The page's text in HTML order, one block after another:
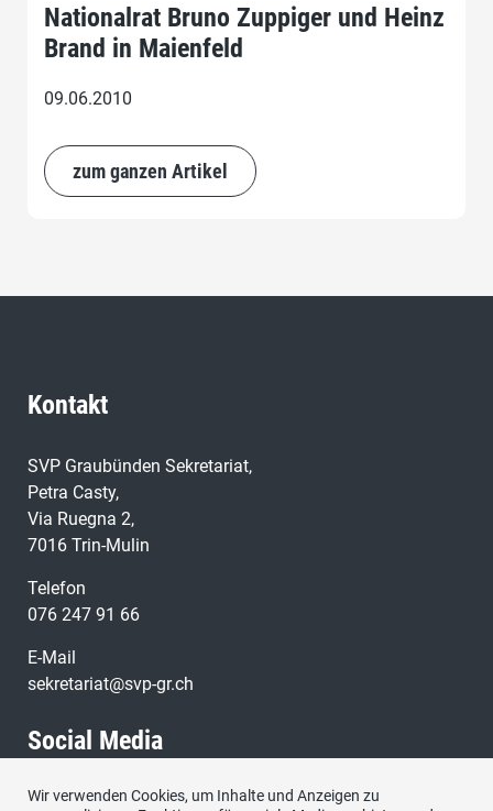
Nationalrat Bruno Zuppiger und Heinz
Brand in Maienfeld
09.06.2010
zum ganzen Artikel
Kontakt
SVP Graubünden Sekretariat,
Petra Casty,
Via Ruegna 2,
7016 Trin-Mulin
Telefon
076 247 91 66
E-Mail
sekretariat@svp-gr.ch
Social Media
Besuchen Sie uns bei:
Wir verwenden Cookies, um Inhalte und Anzeigen zu